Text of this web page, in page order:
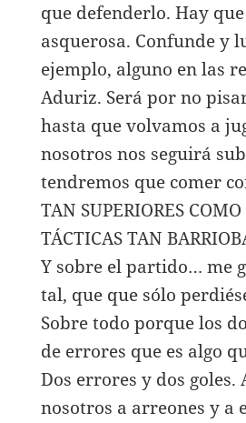
que defenderlo. Hay
asquerosa. Confunde y
ejemplo, alguno en las
Aduriz. Será por no
hasta que volvamos a
nosotros nos seguirá
tendremos que comer
TAN SUPERIORES
TÁCTICAS TAN
Y sobre el partido… me
tal, que que sólo
Sobre todo porque los
de errores que es algo
Dos errores y dos
nosotros a arreones y a